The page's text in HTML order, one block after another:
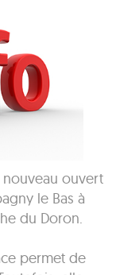
nouveau ouvert
le Bas à
du Doron.
permet de